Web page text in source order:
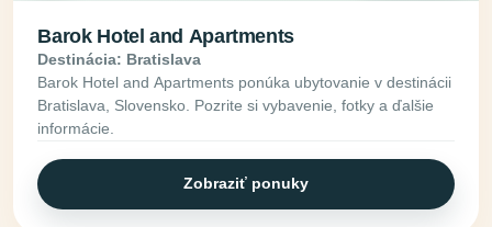
Barok Hotel and Apartments
Destinácia: Bratislava
Barok Hotel and Apartments ponúka ubytovanie v destinácii
Bratislava, Slovensko. Pozrite si vybavenie, fotky a ďalšie
informácie.
Zobraziť ponuky